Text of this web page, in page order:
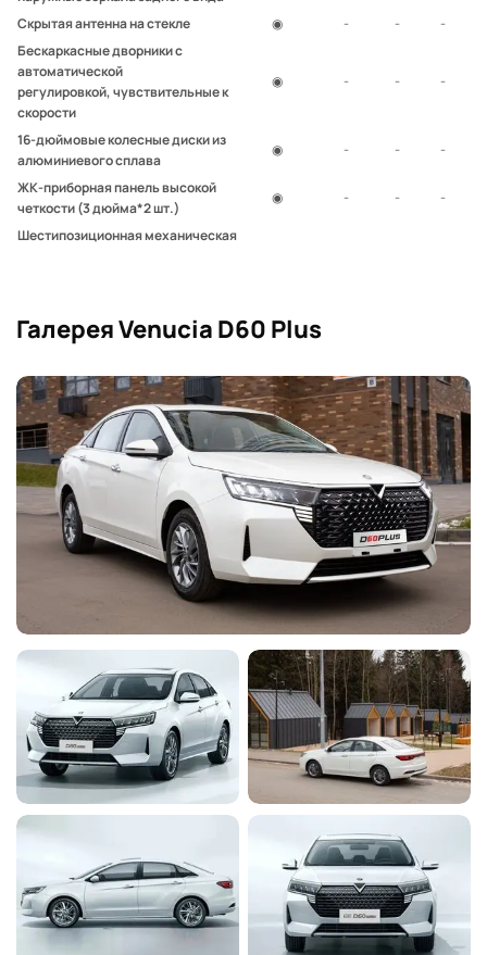
Скрытая антенна на стекле ◉ - -
-
Бескаркасные дворники с
автоматической
регулировкой, чувствительные к
скорости
◉ - - -
16-дюймовые колесные диски из
алюминиевого сплава
◉ - - -
ЖК-приборная панель высокой
четкости (3 дюйма*2 шт.)
◉ - - -
Шестипозиционная механическая
защитой от защемления и
подъемом в одно касание на
◉
Ящик в центральном подлокотнике
переднего ряда сидений
◉ - -
Салонный фильтр (с функцией
фильтрации PM2,5)
◉ - ◉
Внутреннее зеркало заднего вида
с антибликовым покрытием
(ручное управление)
◉ - -
Передние и задние двойные ряды
внутреннего освещения
◉ -
◉ - -
Розетка 12 В
◉ - -
-
Зонирование кузова
◉ - -
-
Кузов UHSS высокой жесткости и
устойчивости к скручиванию
◉ - - -
Передняя и задняя балки для
предотвращения
столкновений высокой жесткости
◉ - - -
Двойные подушки безопасности
для передних сидений
◉ - -
трехточечным преднатяжителем
◉ - -
Трехточечный ремень
безопасности на задних сиденьях
- -
Сигнализатор непристегнутого
Галерея Venucia D60 Plus